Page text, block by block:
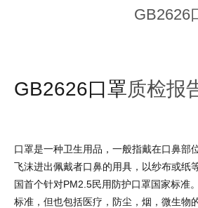
GB2626
GB2626口罩质检报
口罩是一种卫生用品，一般指戴在口鼻部
飞沫进出佩戴者口鼻的用具，以纱布或
国首个针对PM2.5民用防护口罩国家标准
标准，但也包括医疗，防尘，烟，微生物